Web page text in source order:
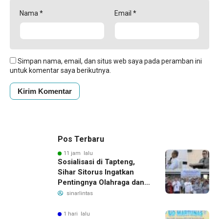
Nama* Email *
Simpan nama, email, dan situs web saya pada peramban ini
untuk komentar saya berikutnya.
Pos Terbaru
11 jam lalu
Sosialisasi di Tapteng,
Sihar Sitorus Ingatkan
Pentingnya Olahraga dan
Deteksi Dini Penyakit
sinarlintas
1 hari lalu